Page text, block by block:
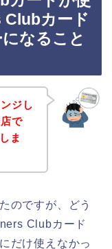
Clubカード
なること
ジし
で
ま
のですが、どう
Clubカード
だけ使えなかっ